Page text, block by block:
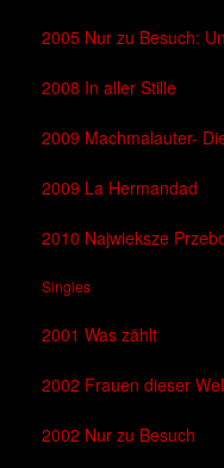
2005 Nur zu Besuch:
2008 In aller Stille
2009 Machmalauter-
2009 La Hermandad
2010 Najwieksze
Singles
2001 Was zählt
2002 Frauen dieser
2002 Nur zu Besuch